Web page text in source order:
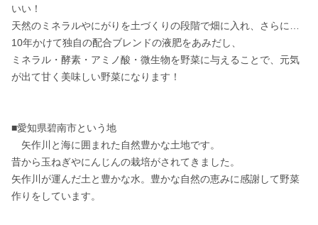
いい！
天然のミネラルやにがりを土づくりの段階で畑に入れ、さらに…
10年かけて独自の配合ブレンドの液肥をあみだし、
ミネラル・酵素・アミノ酸・微生物を野菜に与えることで、元気
が出て甘く美味しい野菜になります！
■愛知県碧南市という地
矢作川と海に囲まれた自然豊かな土地です。
昔から玉ねぎやにんじんの栽培がされてきました。
矢作川が運んだ土と豊かな水。豊かな自然の恵みに感謝して野菜
作りをしています。